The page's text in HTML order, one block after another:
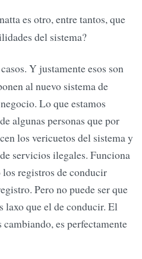
es otro, entre tantos, que
del sistema?
Y justamente esos son
al nuevo sistema de
Lo que estamos
algunas personas que por
los vericuetos del sistema y
servicios ilegales. Funciona
registros de conducir
Pero no puede ser que
laxo que el de conducir. El
es perfectamente